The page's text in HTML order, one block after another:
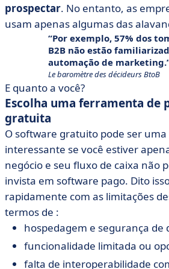
prospectar. No entanto, as
usam apenas algumas das
Por exemplo, 57% dos
B2B não estão
automação de marketing.
Le baromètre des décideurs BtoB
E quanto a você?
Escolha uma ferramenta de
gratuita
O software gratuito pode ser
interessante se você estiver
negócio e seu fluxo de caixa não
invista em software pago. Dito
rapidamente com as limitações
termos de :
hospedagem e segurança de
funcionalidade limitada ou
falta de interoperabilidade